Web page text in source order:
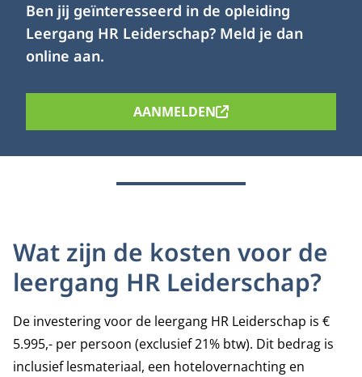
Ben jij geïnteresseerd in de opleiding
Leergang HR Leiderschap? Meld je dan
online aan.
AANMELDEN
Wat zijn de kosten voor de
leergang HR Leiderschap?
De investering voor de leergang HR Leiderschap is €
5.995,- per persoon (exclusief 21% btw). Dit bedrag is
inclusief lesmateriaal, een hotelovernachting en